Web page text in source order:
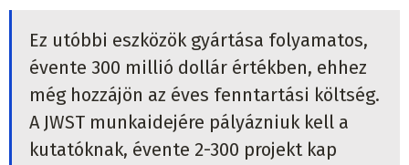
Ez utóbbi eszközök gyártása folyamatos,
évente 300 millió dollár értékben, ehhez
még hozzájön az éves fenntartási költség.
A JWST munkaidejére pályázniuk kell a
kutatóknak, évente 2-300 projekt kap